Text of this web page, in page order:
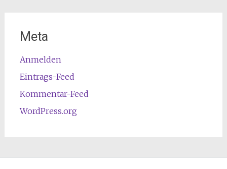
Meta
Anmelden
Eintrags-Feed
Kommentar-Feed
WordPress.org